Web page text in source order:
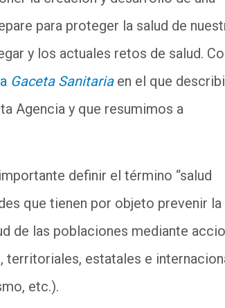
para proteger la salud de
y los actuales retos de salud.
Gaceta Sanitariaen el que
Agencia y que resumimos a
definir el término “salud
que tienen por objeto prevenir la
de las poblaciones mediante
territoriales, estatales e
etc.).